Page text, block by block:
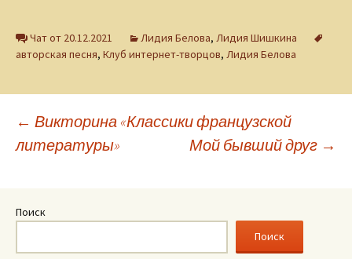
Чат от 20.12.2021 Лидия Белова, Лидия Шишкина
авторская песня, Клуб интернет-творцов, Лидия Белова
Навигация
записям
← Викторина «Классики французской
литературы»
Мой бывший друг →
Поиск
Поиск